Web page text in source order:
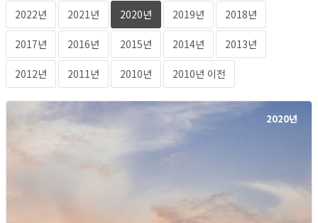
2022년 2021년 2020년 2019년 2018년
2017년 2016년 2015년 2014년 2013년
2012년 2011년 2010년 2010년 이전
2020년